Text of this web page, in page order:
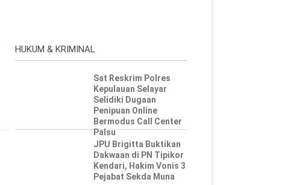
HUKUM & KRIMINAL
Sat Reskrim Polres
Kepulauan Selayar
Selidiki Dugaan
Penipuan Online
Bermodus Call Center
Palsu
JPU Brigitta Buktikan
Dakwaan di PN Tipikor
Kendari, Hakim Vonis 3
Pejabat Sekda Muna